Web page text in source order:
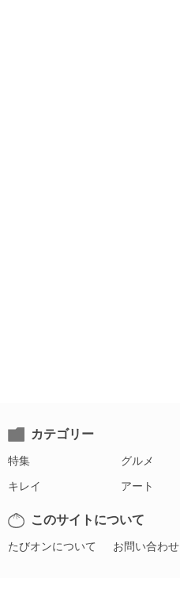
カテゴリー
特集 グルメ
キレイ アート
このサイトについて
たびオンについて お問い合わせ